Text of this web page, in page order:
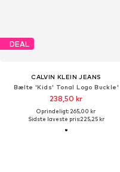
DEAL
CALVIN KLEIN JEANS
Bælte 'Kids' Tonal Logo Buckle'
238,50 kr
Oprindeligt: 265,00 kr
Sidste laveste pris:225,25 kr